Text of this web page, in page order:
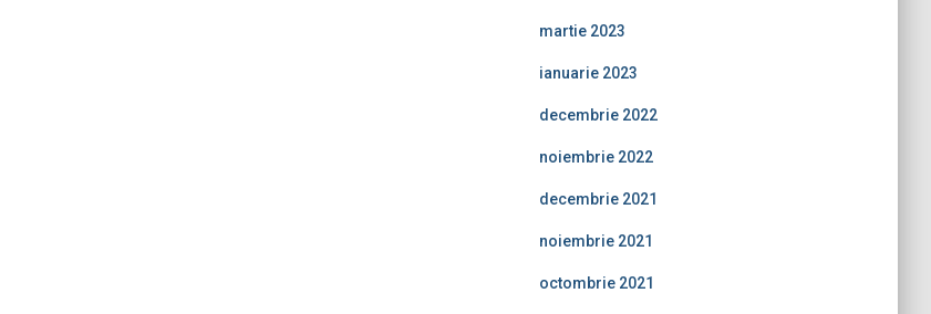
martie 2023
ianuarie 2023
decembrie 2022
noiembrie 2022
decembrie 2021
noiembrie 2021
octombrie 2021